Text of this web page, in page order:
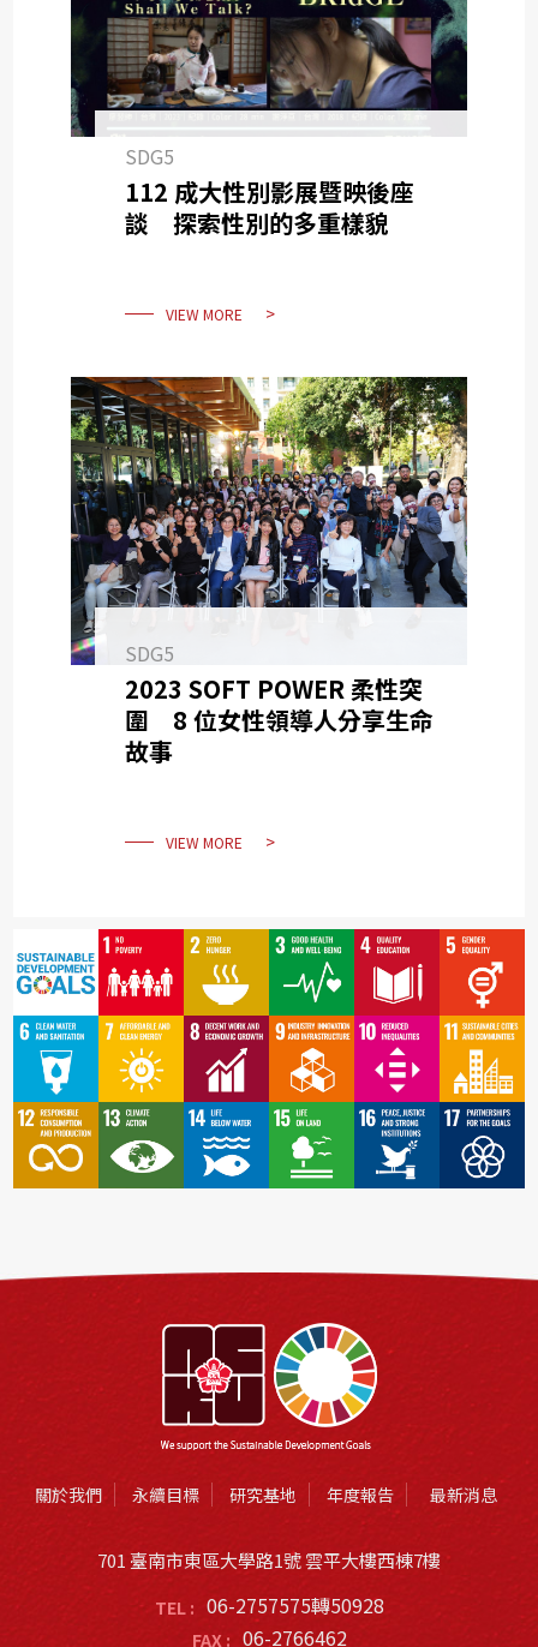
SDG5
112 成大性別影展暨映後座
談 探索性別的多重樣貌
VIEW MORE
SDG5
2023 SOFT POWER 柔性突
圍 8 位女性領導人分享生命
故事
VIEW MORE
關於我們 永續目標 研究基地 年度報告 最新消息
701 臺南市東區大學路1號 雲平大樓西棟7樓
TEL : 06-2757575轉50928
FAX : 06-2766462